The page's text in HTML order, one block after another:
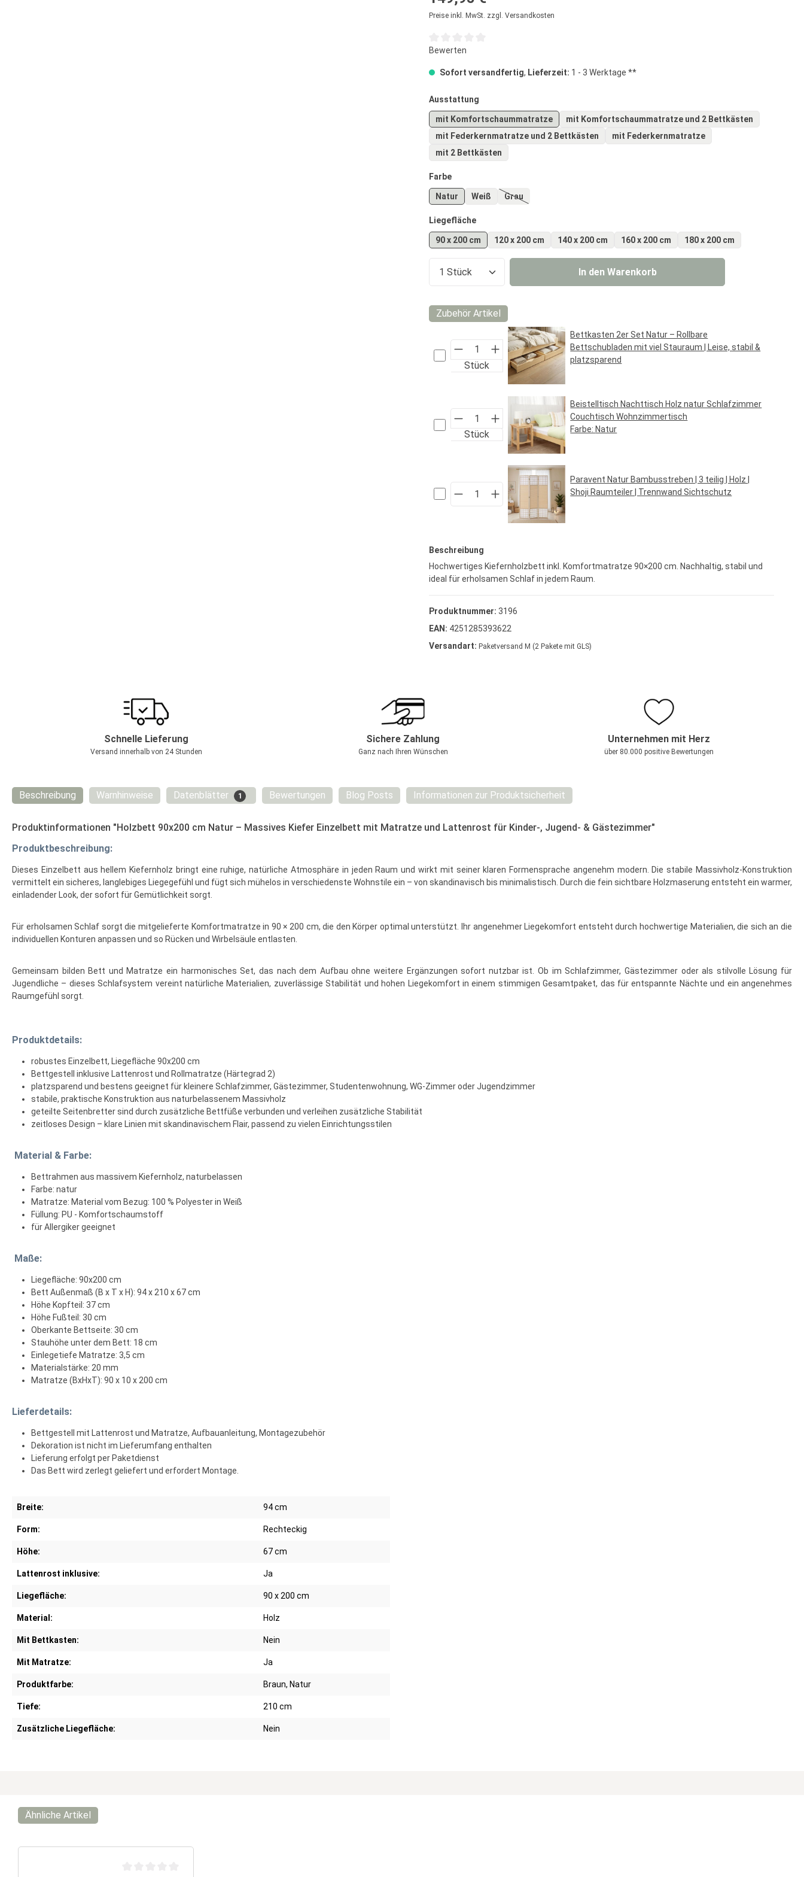
Preise inkl. MwSt. zzgl. Versandkosten
Durchschnittliche Bewertung von 0 von 5 Sternen
Bewerten
Sofort versandfertig, Lieferzeit: 1 - 3 Werktage **
Ausstattung
mit Komfortschaummatratze
mit Komfortschaummatratze und 2 Bettkästen
mit Federkernmatratze und 2 Bettkästen
mit Federkernmatratze
mit 2 Bettkästen
Farbeauswählen
Natur Weiß Grau
(Diese Option ist zurzeit nicht verfügbar.)
Liegeflächeauswählen
90 x 200 cm 120 x 200 cm 140 x 200 cm 160 x 200 cm 180 x 200 cm
Produkt Anzahl: Gib den gewünschten Wert ein oder
In den Warenkorb
Zubehör Artikel
Stück
Bettkasten 2er Set Natur – Rollbare
Bettschubladen mit viel Stauraum | Leise, stabil &
platzsparend
Stück
Beistelltisch Nachttisch Holz natur Schlafzimmer
Couchtisch Wohnzimmertisch
Farbe: Natur
Paravent Natur Bambusstreben | 3 teilig | Holz |
Shoji Raumteiler | Trennwand Sichtschutz
Beschreibung
Hochwertiges Kiefernholzbett inkl. Komfortmatratze 90×200 cm. Nachhaltig, stabil und
ideal für erholsamen Schlaf in jedem Raum.
Produktnummer: 3196
EAN: 4251285393622
Versandart: Paketversand M (2 Pakete mit GLS)
Schnelle Lieferung
Versand innerhalb von 24 Stunden
Sichere Zahlung
Ganz nach Ihren Wünschen
Unternehmen mit Herz
über 80.000 positive Bewertungen
Beschreibung Warnhinweise Datenblätter 1 Bewertungen Blog Posts Informationen zur Produktsicherheit
Produktinformationen "Holzbett 90x200 cm Natur – Massives Kiefer Einzelbett mit Matratze und Lattenrost für Kinder-, Jugend- & Gästezimmer"
Produktbeschreibung:
Dieses Einzelbett aus hellem Kiefernholz bringt eine ruhige, natürliche Atmosphäre in jeden Raum und wirkt mit seiner klaren Formensprache angenehm modern. Die stabile Massivholz-Konstruktion
vermittelt ein sicheres, langlebiges Liegegefühl und fügt sich mühelos in verschiedenste Wohnstile ein – von skandinavisch bis minimalistisch. Durch die fein sichtbare Holzmaserung entsteht ein warmer,
einladender Look, der sofort für Gemütlichkeit sorgt.
Für erholsamen Schlaf sorgt die mitgelieferte Komfortmatratze in 90 × 200 cm, die den Körper optimal unterstützt. Ihr angenehmer Liegekomfort entsteht durch hochwertige Materialien, die sich an die
individuellen Konturen anpassen und so Rücken und Wirbelsäule entlasten.
Gemeinsam bilden Bett und Matratze ein harmonisches Set, das nach dem Aufbau ohne weitere Ergänzungen sofort nutzbar ist. Ob im Schlafzimmer, Gästezimmer oder als stilvolle Lösung für
Jugendliche – dieses Schlafsystem vereint natürliche Materialien, zuverlässige Stabilität und hohen Liegekomfort in einem stimmigen Gesamtpaket, das für entspannte Nächte und ein angenehmes
Raumgefühl sorgt.
Produktdetails:
robustes Einzelbett, Liegefläche 90x200 cm
Bettgestell inklusive Lattenrost und Rollmatratze (Härtegrad 2)
platzsparend und bestens geeignet für kleinere Schlafzimmer, Gästezimmer, Studentenwohnung, WG-Zimmer oder Jugendzimmer
stabile, praktische Konstruktion aus naturbelassenem Massivholz
geteilte Seitenbretter sind durch zusätzliche Bettfüße verbunden und verleihen zusätzliche Stabilität
zeitloses Design – klare Linien mit skandinavischem Flair, passend zu vielen Einrichtungsstilen
Material & Farbe:
Bettrahmen aus massivem Kiefernholz, naturbelassen
Farbe: natur
Matratze: Material vom Bezug: 100 % Polyester in Weiß
Füllung: PU - Komfortschaumstoff
für Allergiker geeignet
Maße:
Liegefläche: 90x200 cm
Bett Außenmaß (B x T x H): 94 x 210 x 67 cm
Höhe Kopfteil: 37 cm
Höhe Fußteil: 30 cm
Oberkante Bettseite: 30 cm
Stauhöhe unter dem Bett: 18 cm
Einlegetiefe Matratze: 3,5 cm
Materialstärke: 20 mm
Matratze (BxHxT): 90 x 10 x 200 cm
Lieferdetails:
Bettgestell mit Lattenrost und Matratze, Aufbauanleitung, Montagezubehör
Dekoration ist nicht im Lieferumfang enthalten
Lieferung erfolgt per Paketdienst
Das Bett wird zerlegt geliefert und erfordert Montage.
Breite: 94 cm
Form: Rechteckig
Höhe: 67 cm
Lattenrost inklusive: Ja
Liegefläche: 90 x 200 cm
Material: Holz
Mit Bettkasten: Nein
Mit Matratze: Ja
Produktfarbe: Braun, Natur
Tiefe: 210 cm
Zusätzliche Liegefläche: Nein
Ähnliche Artikel